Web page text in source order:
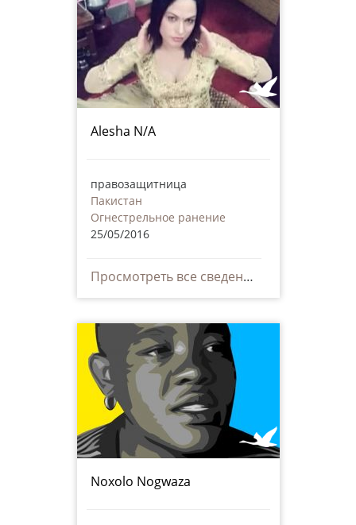
Alesha N/A
правозащитница
Пакистан
Огнестрельное ранение
25/05/2016
Просмотреть все сведения
Noxolo Nogwaza